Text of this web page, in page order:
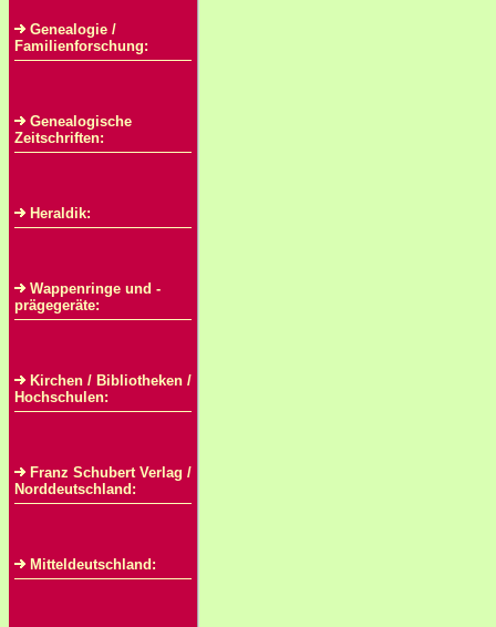
Genealogie /
Familienforschung:
Genealogische
Zeitschriften:
Heraldik:
Wappenringe und -
prägegeräte:
Kirchen / Bibliotheken /
Hochschulen:
Franz Schubert Verlag /
Norddeutschland:
Mitteldeutschland: